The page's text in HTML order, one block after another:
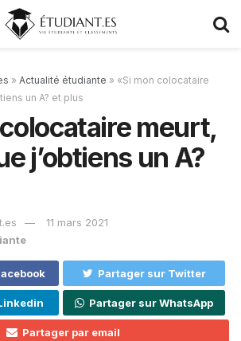
» Actualité étudiante » «Si mon colocataire
un A? et plus
meurt,
j’obtiens un A?
11 mars 2021
Partager sur Twitter
Partager sur WhatsApp
Partager par email